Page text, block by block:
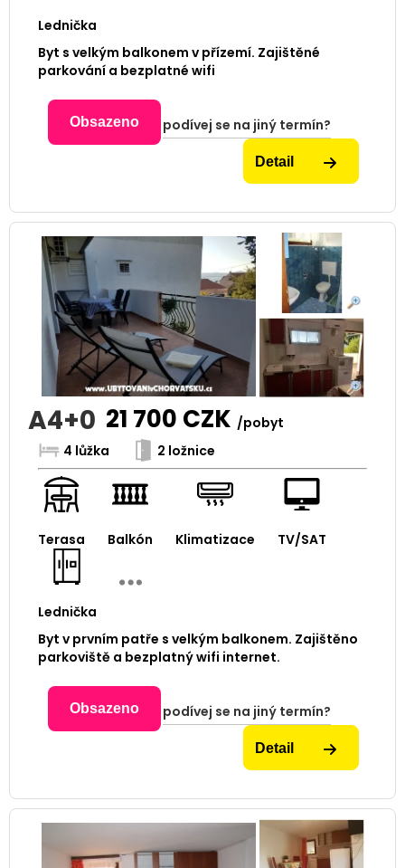
Lednička
Byt s velkým balkonem v přízemí. Zajištěné
parkování a bezplatné wifi
Obsazeno podívej se na jiný termín?
Detail
A4+0 21 700 CZK /pobyt
4 lůžka
2 ložnice
Terasa Balkón Klimatizace TV/SAT
Lednička
Byt v prvním patře s velkým balkonem. Zajištěno
parkoviště a bezplatný wifi internet.
Obsazeno podívej se na jiný termín?
Detail